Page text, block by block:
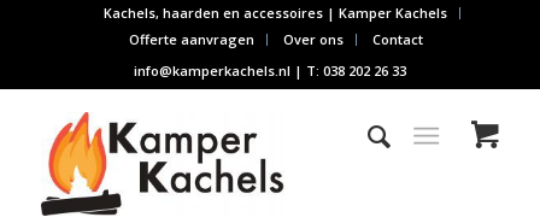
Kachels, haarden en accessoires | Kamper Kachels
Offerte aanvragen
Over ons
Contact
info@kamperkachels.nl | T: 038 202 26 33